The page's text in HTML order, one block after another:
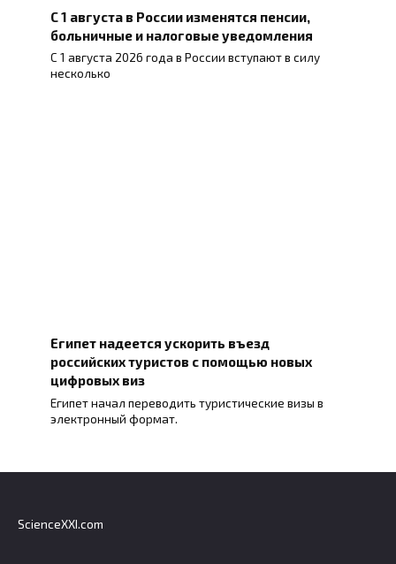
С 1 августа в России изменятся пенсии,
больничные и налоговые уведомления
С 1 августа 2026 года в России вступают в силу
несколько
Египет надеется ускорить въезд
российских туристов с помощью новых
цифровых виз
Египет начал переводить туристические визы в
электронный формат.
ScienceXXI.com